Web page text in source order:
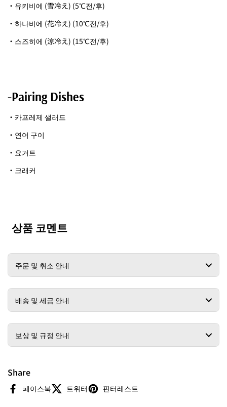
・유키비에 (雪冷え) (5℃전/후)
・하나비에 (花冷え) (10℃전/후)
・스즈히에 (涼冷え) (15℃전/후)
-Pairing Dishes
・카프레제 샐러드
・연어 구이
・요거트
・크래커
상품 코멘트
주문 및 취소 안내
배송 및 세금 안내
보상 및 규정 안내
Share
페이스북 트위터 핀터레스트